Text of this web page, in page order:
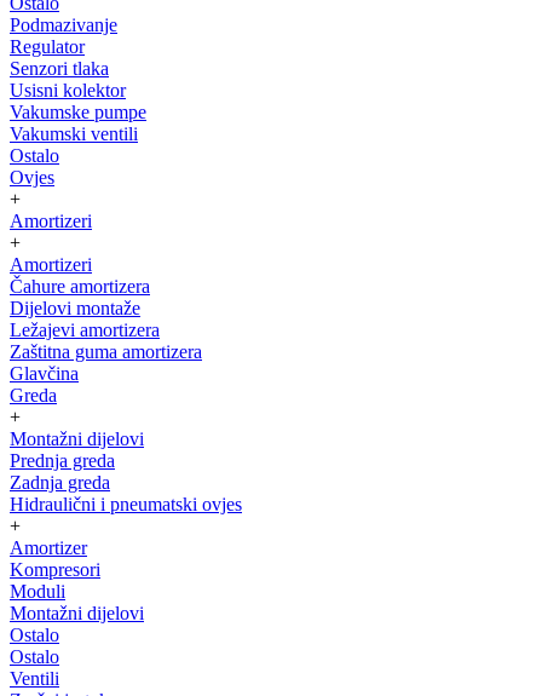
Podmazivanje
Regulator
Senzori tlaka
Usisni kolektor
Vakumske pumpe
Vakumski ventili
Ostalo
Ovjes
+
Amortizeri
+
Amortizeri
Čahure amortizera
Dijelovi montaže
Ležajevi amortizera
Zaštitna guma amortizera
Glavčina
Greda
+
Montažni dijelovi
Prednja greda
Zadnja greda
Hidraulični i pneumatski ovjes
+
Amortizer
Kompresori
Moduli
Montažni dijelovi
Ostalo
Ostalo
Ventili